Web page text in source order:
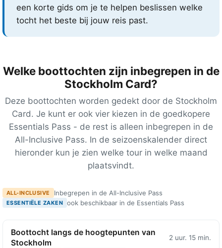
een korte gids om je te helpen beslissen welke
tocht het beste bij jouw reis past.
Welke boottochten zijn inbegrepen in de
Stockholm Card?
Deze boottochten worden gedekt door de Stockholm
Card. Je kunt er ook vier kiezen in de goedkopere
Essentials Pass - de rest is alleen inbegrepen in de
All-Inclusive Pass. In de seizoenskalender direct
hieronder kun je zien welke tour in welke maand
plaatsvindt.
ALL-INCLUSIVE Inbegrepen in de All-Inclusive Pass
ESSENTIËLE ZAKEN ook beschikbaar in de Essentials Pass
Boottocht langs de hoogtepunten van
Stockholm
2 uur. 15 min.